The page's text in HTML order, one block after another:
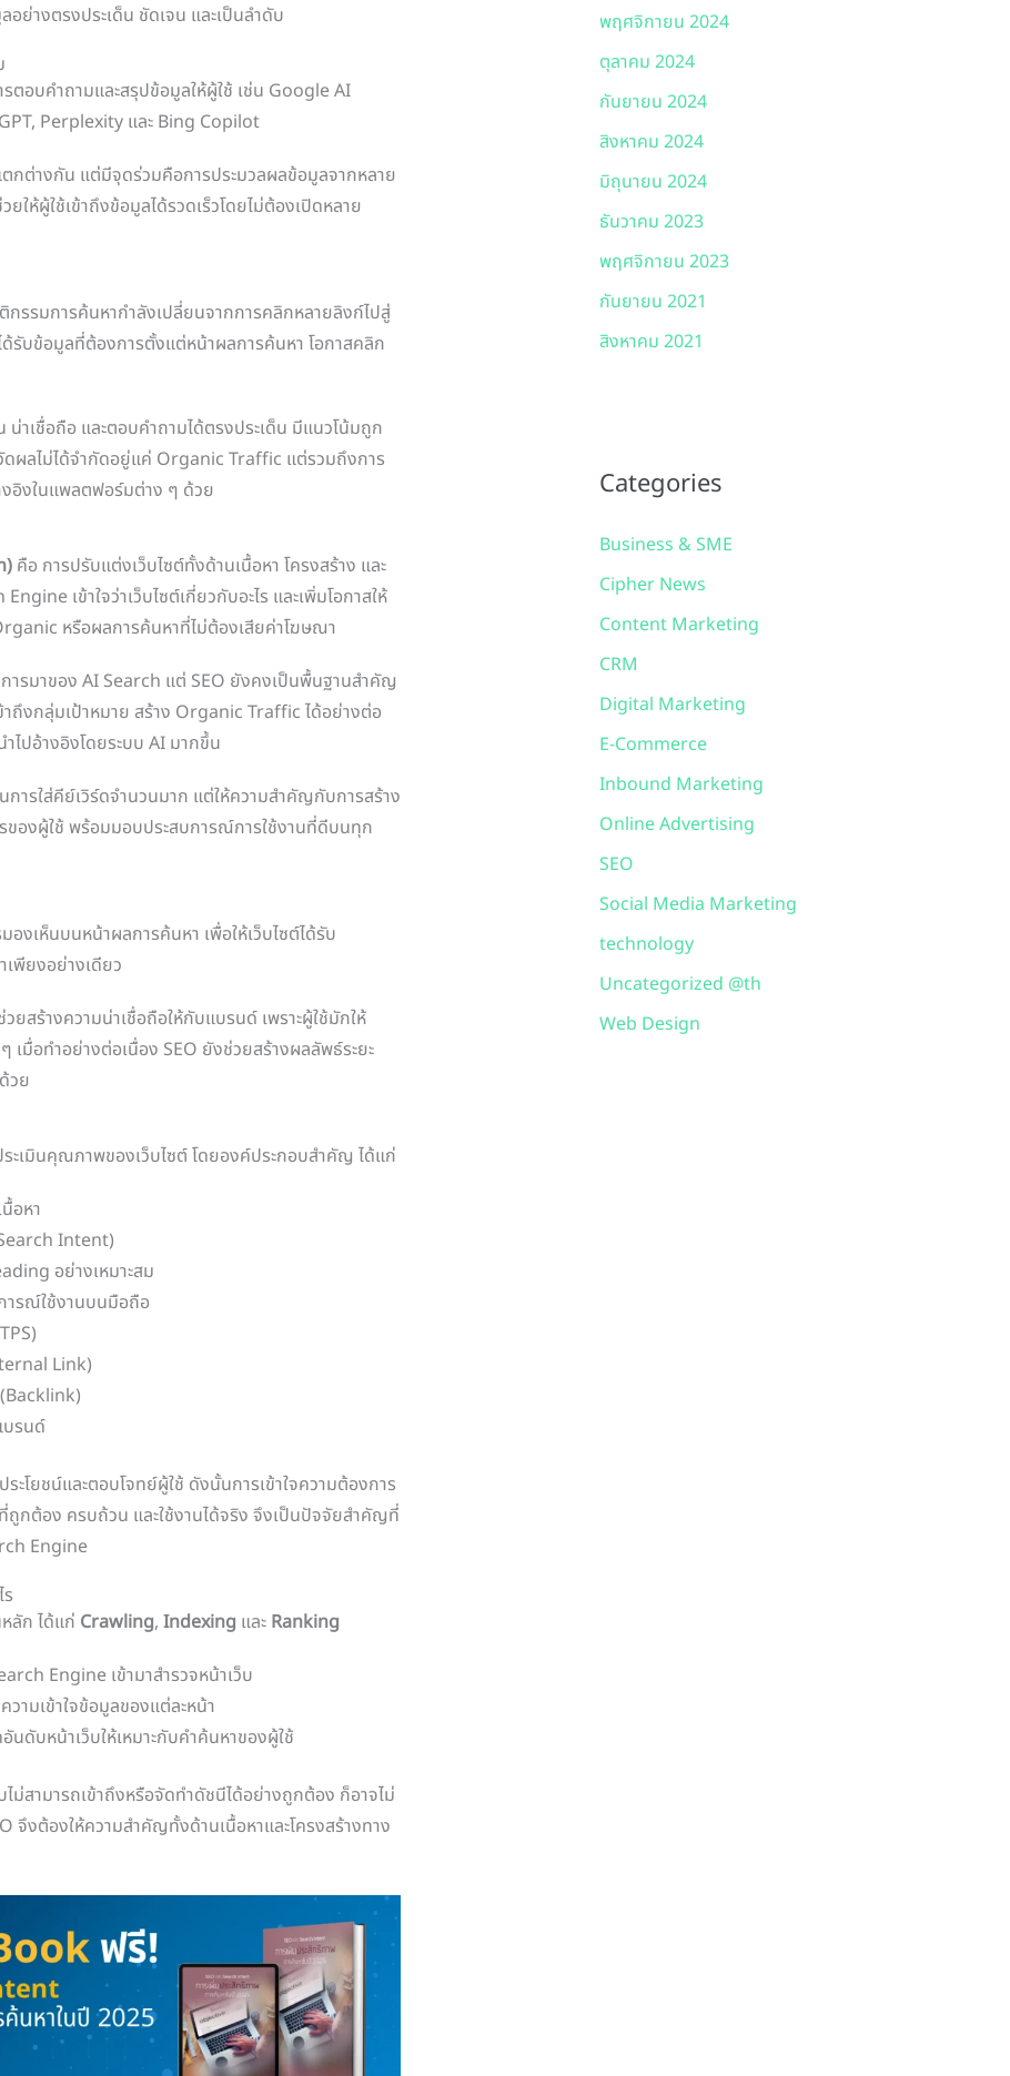
ย่างตรงประเด็น ชัดเจน และเป็นลำดับ
อบคำถามและสรุปข้อมูลให้ผู้ใช้ เช่น Google AI
Perplexity และ Bing Copilot
กต่างกัน แต่มีจุดร่วมคือการประมวลผลข้อมูลจากหลาย
ให้ผู้ใช้เข้าถึงข้อมูลได้รวดเร็วโดยไม่ต้องเปิดหลาย
กรรมการค้นหากำลังเปลี่ยนจากการคลิกหลายลิงก์ไปสู่
ด้รับข้อมูลที่ต้องการตั้งแต่หน้าผลการค้นหา โอกาสคลิก
น่าเชื่อถือ และตอบคำถามได้ตรงประเด็น มีแนวโน้มถูก
ดผลไม่ได้จำกัดอยู่แค่ Organic Traffic แต่รวมถึงการ
อิงในแพลตฟอร์มต่าง ๆ ด้วย
คือ การปรับแต่งเว็บไซต์ทั้งด้านเนื้อหา โครงสร้าง และ
เข้าใจว่าเว็บไซต์เกี่ยวกับอะไร และเพิ่มโอกาสให้
หรือผลการค้นหาที่ไม่ต้องเสียค่าโฆษณา
ารมาของ AI Search แต่ SEO ยังคงเป็นพื้นฐานสำคัญ
าถึงกลุ่มเป้าหมาย สร้าง Organic Traffic ได้อย่างต่อ
ไปอ้างอิงโดยระบบ AI มากขึ้น
การใส่คีย์เวิร์ดจำนวนมาก แต่ให้ความสำคัญกับการสร้าง
องผู้ใช้ พร้อมมอบประสบการณ์การใช้งานที่ดีบนทุก
งเห็นบนหน้าผลการค้นหา เพื่อให้เว็บไซต์ได้รับ
พียงอย่างเดียว
สร้างความน่าเชื่อถือให้กับแบรนด์ เพราะผู้ใช้มักให้
เมื่อทำอย่างต่อเนื่อง SEO ยังช่วยสร้างผลลัพธ์ระยะ
วย
ะเมินคุณภาพของเว็บไซต์ โดยองค์ประกอบสำคัญ ได้แก่
อหา
Intent)
อย่างเหมาะสม
การณ์ใช้งานบนมือถือ
Link)
บรนด์
โยชน์และตอบโจทย์ผู้ใช้ ดังนั้นการเข้าใจความต้องการ
กต้อง ครบถ้วน และใช้งานได้จริง จึงเป็นปัจจัยสำคัญที่
Engine
ลัก ได้แก่ Crawling, Indexing และ Ranking
Engine เข้ามาสำรวจหน้าเว็บ
วามเข้าใจข้อมูลของแต่ละหน้า
นดับหน้าเว็บให้เหมาะกับคำค้นหาของผู้ใช้
ม่สามารถเข้าถึงหรือจัดทำดัชนีได้อย่างถูกต้อง ก็อาจไม่
จึงต้องให้ความสำคัญทั้งด้านเนื้อหาและโครงสร้างทาง
พฤศจิกายน 2024
ตุลาคม 2024
กันยายน 2024
สิงหาคม 2024
มิถุนายน 2024
ธันวาคม 2023
พฤศจิกายน 2023
กันยายน 2021
สิงหาคม 2021
Categories
Business & SME
Cipher News
Content Marketing
CRM
Digital Marketing
E-Commerce
Inbound Marketing
Online Advertising
SEO
Social Media Marketing
technology
Uncategorized @th
Web Design